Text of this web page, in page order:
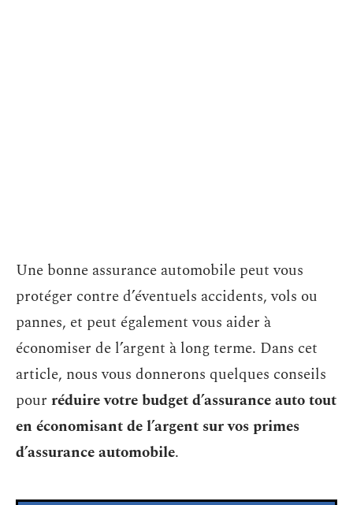
Une bonne assurance automobile peut vous
protéger contre d’éventuels accidents, vols ou
pannes, et peut également vous aider à
économiser de l’argent à long terme. Dans cet
article, nous vous donnerons quelques conseils
pour réduire votre budget d’assurance auto tout
en économisant de l’argent sur vos primes
d’assurance automobile.